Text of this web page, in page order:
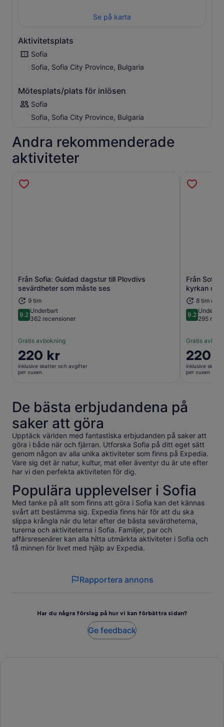
Se på karta
Aktivitetsplats
Sofia
Sofia, Sofia City Province, Bulgaria
Mötesplats/plats för inlösen
Sofia
Sofia, Sofia City Province, Bulgaria
Andra rekommenderade
aktiviteter
Från Sofia: Guidad dagstur till Plovdivs
sevärdheter som måste ses
9 tim
9.29.2 av 10
Underbart
362 recensioner
Gratis avbokning
Priset
är
220 kr
220 kr
inklusive skatter och avgifter
per vuxen
Öppnas i ny flik
Från
kyrkan
8 tim
9.29.2 av 10
295
Gratis
Priset
är
220 kr
220
inklusive
per vuxen
De bästa erbjudandena på
saker att göra
Upptäck världen med fantastiska erbjudanden på saker att
göra i både när och fjärran. Utforska Sofia på ditt eget sätt
genom någon av alla unika aktiviteter som finns på Expedia.
Vare sig det är natur, kultur, mat eller äventyr du är ute efter
har vi den perfekta aktiviteten för dig.
Populära upplevelser i Sofia
Med tanke på allt som finns att göra i Sofia kan det kännas
svårt att bestämma sig. Expedia finns här för att du ska
slippa krångla när du letar efter de bästa sevärdheterna,
turerna och aktiviteterna i Sofia. Familjer, par och
affärsresenärer kan alla hitta utmärkta aktiviteter i Sofia och
få minnen för livet med hjälp av Expedia.
Rapportera annons
Har du några förslag på hur vi kan förbättra sidan?
Ge feedback